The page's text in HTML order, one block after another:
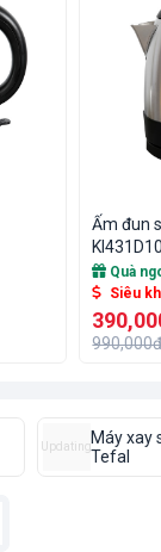
Ấm đun
Quà
Siêu
UpdatingMáy xay
Tefal